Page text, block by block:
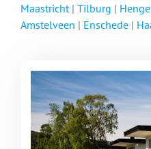
Maastricht | Tilburg |
Amstelveen | Enschede |